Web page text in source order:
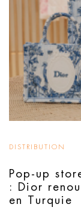
DISTRIBUTION
Pop-up
: Dior
en Turquie